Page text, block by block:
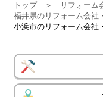
トップ
リフォーム
福井県のリフォーム会社
小浜市のリフォーム会社